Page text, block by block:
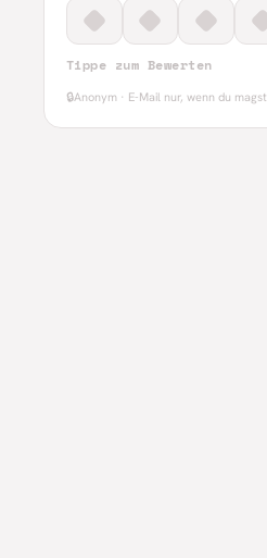
Tippe zum Bewerten
🔒Anonym · E-Mail nur, wenn du magst